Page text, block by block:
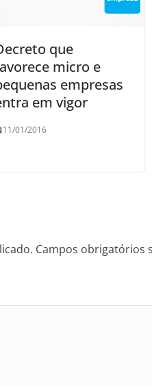
que
micro e
empresas
em vigor
11/01/2016
Campos obrigatórios